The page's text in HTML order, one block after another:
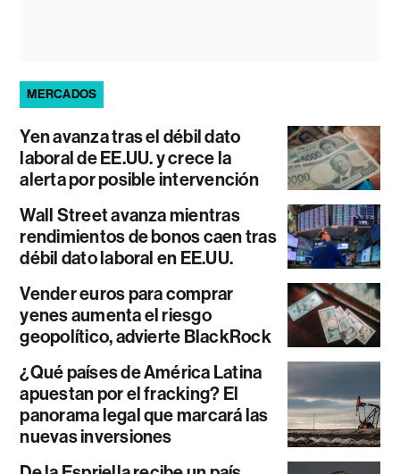
MERCADOS
Yen avanza tras el débil dato
laboral de EE.UU. y crece la
alerta por posible intervención
Wall Street avanza mientras
rendimientos de bonos caen tras
débil dato laboral en EE.UU.
Vender euros para comprar
yenes aumenta el riesgo
geopolítico, advierte BlackRock
¿Qué países de América Latina
apuestan por el fracking? El
panorama legal que marcará las
nuevas inversiones